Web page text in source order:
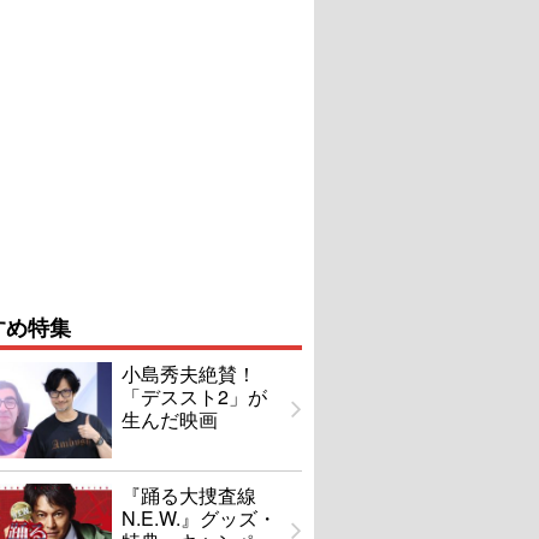
特集
小島秀夫絶賛！
「デススト2」が
生んだ映画
『踊る大捜査線
N.E.W.』グッズ・